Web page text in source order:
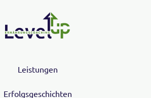
Leistungen
Erfolgsgeschichten